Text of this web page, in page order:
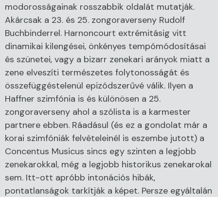
modorosságainak rosszabbik oldalát mutatják.
Akárcsak a 23. és 25. zongoraverseny Rudolf
Buchbinderrel. Harnoncourt extrémitásig vitt
dinamikai kilengései, önkényes tempómódosításai
és szünetei, vagy a bizarr zenekari arányok miatt a
zene elveszíti természetes folytonosságát és
összefüggéstelenül epizódszerűvé válik. Ilyen a
Haffner szimfónia is és különösen a 25.
zongoraverseny ahol a szólista is a karmester
partnere ebben. Ráadásul (és ez a gondolat már a
korai szimfóniák felvételeinél is eszembe jutott) a
Concentus Musicus sincs egy szinten a legjobb
zenekarokkal, még a legjobb historikus zenekarokal
sem. Itt-ott apróbb intonációs hibák,
pontatlanságok tarkítják a képet. Persze egyáltalán